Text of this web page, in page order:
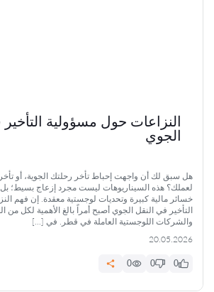
النزاعات حول مسؤولية
الجوي
هل سبق لك أن واجهت إحباط تأخر رحلتك الجوية، أو
لعملك؟ هذه السيناريوهات ليست مجرد إزعاج بسيط؛ بل
خسائر مالية كبيرة وتحديات لوجستية معقدة. إن فهم
التأخير في النقل الجوي أصبح أمراً بالغ الأهمية لكل من
والشركات اللوجستية العاملة في قطر. في […]
20.05.2026
0
0
0